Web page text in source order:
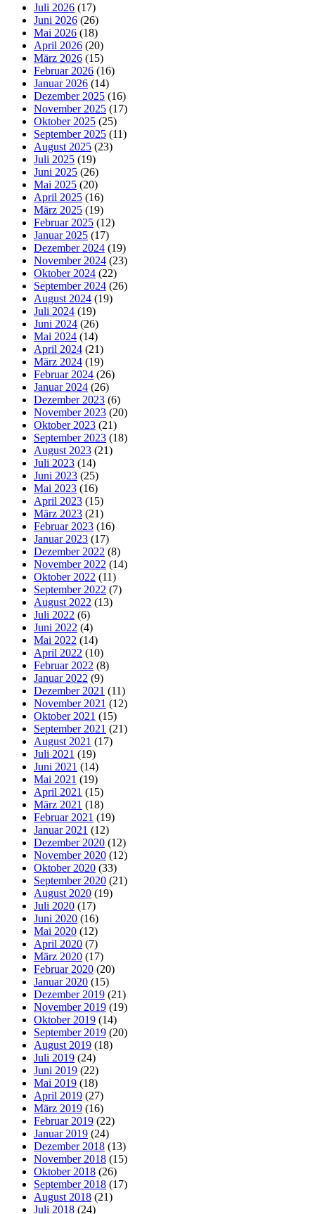
Juli 2026 (17)
Juni 2026 (26)
Mai 2026 (18)
April 2026 (20)
März 2026 (15)
Februar 2026 (16)
Januar 2026 (14)
Dezember 2025 (16)
November 2025 (17)
Oktober 2025 (25)
September 2025 (11)
August 2025 (23)
Juli 2025 (19)
Juni 2025 (26)
Mai 2025 (20)
April 2025 (16)
März 2025 (19)
Februar 2025 (12)
Januar 2025 (17)
Dezember 2024 (19)
November 2024 (23)
Oktober 2024 (22)
September 2024 (26)
August 2024 (19)
Juli 2024 (19)
Juni 2024 (26)
Mai 2024 (14)
April 2024 (21)
März 2024 (19)
Februar 2024 (26)
Januar 2024 (26)
Dezember 2023 (6)
November 2023 (20)
Oktober 2023 (21)
September 2023 (18)
August 2023 (21)
Juli 2023 (14)
Juni 2023 (25)
Mai 2023 (16)
April 2023 (15)
März 2023 (21)
Februar 2023 (16)
Januar 2023 (17)
Dezember 2022 (8)
November 2022 (14)
Oktober 2022 (11)
September 2022 (7)
August 2022 (13)
Juli 2022 (6)
Juni 2022 (4)
Mai 2022 (14)
April 2022 (10)
Februar 2022 (8)
Januar 2022 (9)
Dezember 2021 (11)
November 2021 (12)
Oktober 2021 (15)
September 2021 (21)
August 2021 (17)
Juli 2021 (19)
Juni 2021 (14)
Mai 2021 (19)
April 2021 (15)
März 2021 (18)
Februar 2021 (19)
Januar 2021 (12)
Dezember 2020 (12)
November 2020 (12)
Oktober 2020 (33)
September 2020 (21)
August 2020 (19)
Juli 2020 (17)
Juni 2020 (16)
Mai 2020 (12)
April 2020 (7)
März 2020 (17)
Februar 2020 (20)
Januar 2020 (15)
Dezember 2019 (21)
November 2019 (19)
Oktober 2019 (14)
September 2019 (20)
August 2019 (18)
Juli 2019 (24)
Juni 2019 (22)
Mai 2019 (18)
April 2019 (27)
März 2019 (16)
Februar 2019 (22)
Januar 2019 (24)
Dezember 2018 (13)
November 2018 (15)
Oktober 2018 (26)
September 2018 (17)
August 2018 (21)
Juli 2018 (24)